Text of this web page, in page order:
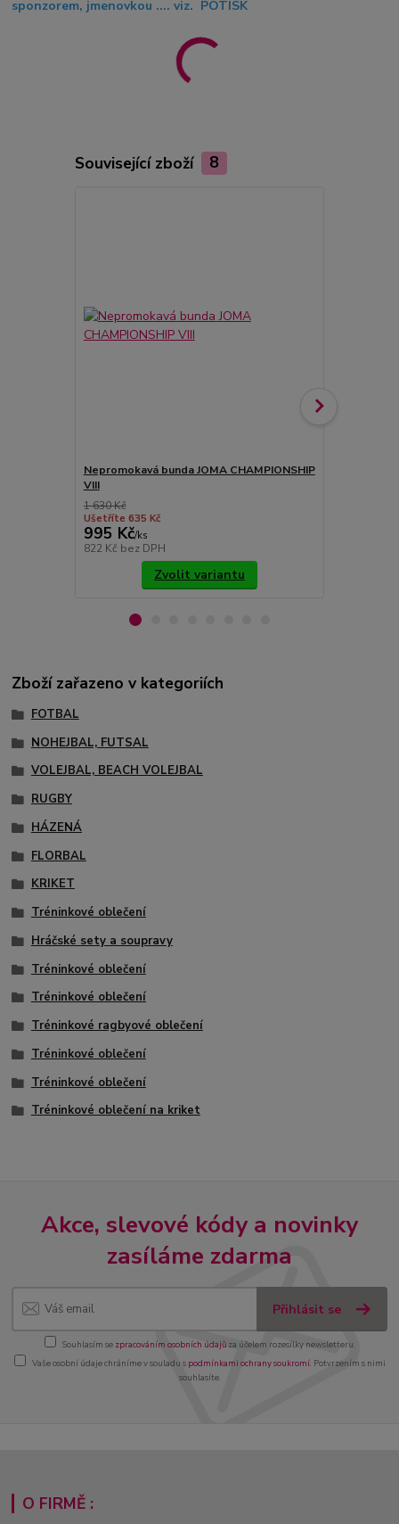
sponzorem, jmenovkou .... viz. POTISK
Související zboží 8
Nepromokavá bunda JOMA CHAMPIONSHIP
VIII
1 630 Kč
Ušetříte 635 Kč
995 Kč/ks
822 Kč bez DPH
Zvolit variantu
Zboží zařazeno v kategoriích
FOTBAL
NOHEJBAL, FUTSAL
VOLEJBAL, BEACH VOLEJBAL
RUGBY
HÁZENÁ
FLORBAL
KRIKET
Tréninkové oblečení
Hráčské sety a soupravy
Tréninkové oblečení
Tréninkové oblečení
Tréninkové ragbyové oblečení
Tréninkové oblečení
Tréninkové oblečení
Tréninkové oblečení na kriket
Akce, slevové kódy a novinky
zasíláme zdarma
Přihlásit se
Souhlasím se zpracováním osobních údajůza účelem rozesílky newsletteru.
Vaše osobní údaje chráníme v souladu s podmínkami ochrany soukromí. Potvrzením s nimi
souhlasíte.
O FIRMĚ :